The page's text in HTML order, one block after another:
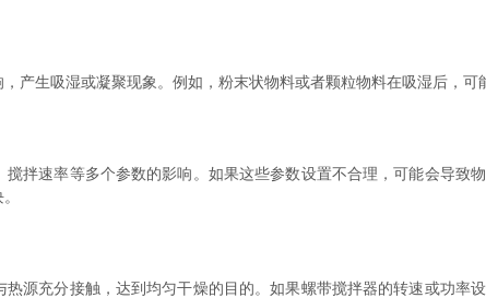
生吸湿或凝聚现象。例如，粉末状物料或者颗粒物料在吸湿后，可
速率等多个参数的影响。如果这些参数设置不合理，可能会导致
充分接触，达到均匀干燥的目的。如果螺带搅拌器的转速或功率